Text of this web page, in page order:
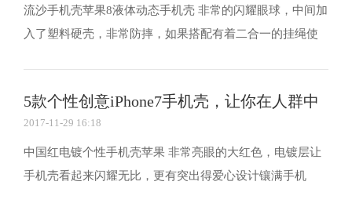
流沙手机壳苹果8液体动态手机壳 非常的闪耀眼球，中间加
入了塑料硬壳，非常防摔，如果搭配有着二合一的挂绳使
5款个性创意iPhone7手机壳，让你在人群中
如
2017-11-29 16:18
中国红电镀个性手机壳苹果 非常亮眼的大红色，电镀层让
手机壳看起来闪耀无比，更有突出得爱心设计镶满手机